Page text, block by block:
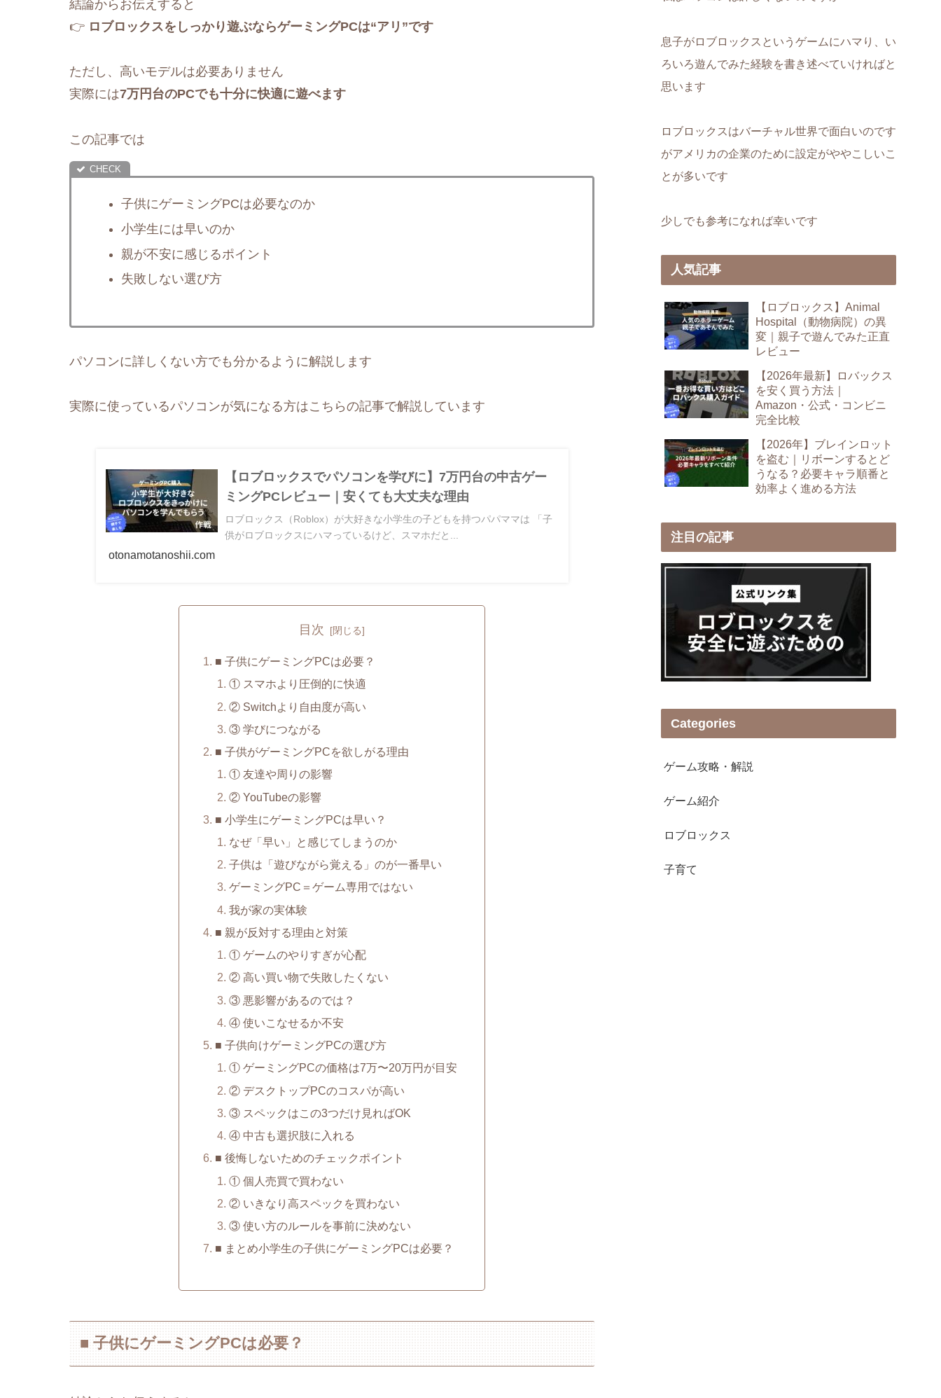
結論からお伝えすると
👉 ロブロックスをしっかり遊ぶならゲーミングPCは“アリ”です
ただし、高いモデルは必要ありません
実際には7万円台のPCでも十分に快適に遊べます
この記事では
子供にゲーミングPCは必要なのか
小学生には早いのか
親が不安に感じるポイント
失敗しない選び方
パソコンに詳しくない方でも分かるように解説します
実際に使っているパソコンが気になる方はこちらの記事で解説しています
【ロブロックスでパソコンを学びに】7万円台の中古ゲー
ミングPCレビュー｜安くても大丈夫な理由
ロブロックス（Roblox）が大好きな小学生の子どもを持つパパママは 「子
供がロブロックスにハマっているけど、スマホだと...
otonamotanoshii.com
目次
■ 子供にゲーミングPCは必要？
① スマホより圧倒的に快適
② Switchより自由度が高い
③ 学びにつながる
■ 子供がゲーミングPCを欲しがる理由
① 友達や周りの影響
② YouTubeの影響
■ 小学生にゲーミングPCは早い？
なぜ「早い」と感じてしまうのか
子供は「遊びながら覚える」のが一番早い
ゲーミングPC＝ゲーム専用ではない
我が家の実体験
■ 親が反対する理由と対策
① ゲームのやりすぎが心配
② 高い買い物で失敗したくない
③ 悪影響があるのでは？
④ 使いこなせるか不安
■ 子供向けゲーミングPCの選び方
① ゲーミングPCの価格は7万〜20万円が目安
② デスクトップPCのコスパが高い
③ スペックはこの3つだけ見ればOK
④ 中古も選択肢に入れる
■ 後悔しないためのチェックポイント
① 個人売買で買わない
② いきなり高スペックを買わない
③ 使い方のルールを事前に決めない
■ まとめ小学生の子供にゲーミングPCは必要？
■ 子供にゲーミングPCは必要？
息子がロブロックスというゲームにハマり、い
ろいろ遊んでみた経験を書き述べていければと
思います
ロブロックスはバーチャル世界で面白いのです
がアメリカの企業のために設定がややこしいこ
とが多いです
少しでも参考になれば幸いです
人気記事
【ロブロックス】Animal
Hospital（動物病院）の異
変｜親子で遊んでみた正直
レビュー
【2026年最新】ロバックス
を安く買う方法｜
Amazon・公式・コンビニ
完全比較
【2026年】ブレインロット
を盗む｜リボーンするとど
うなる？必要キャラ順番と
効率よく進める方法
注目の記事
Categories
ゲーム攻略・解説
ゲーム紹介
ロブロックス
子育て